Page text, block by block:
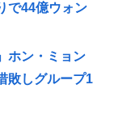
で44億ウォン
ホン・ミョン
敗しグループ1